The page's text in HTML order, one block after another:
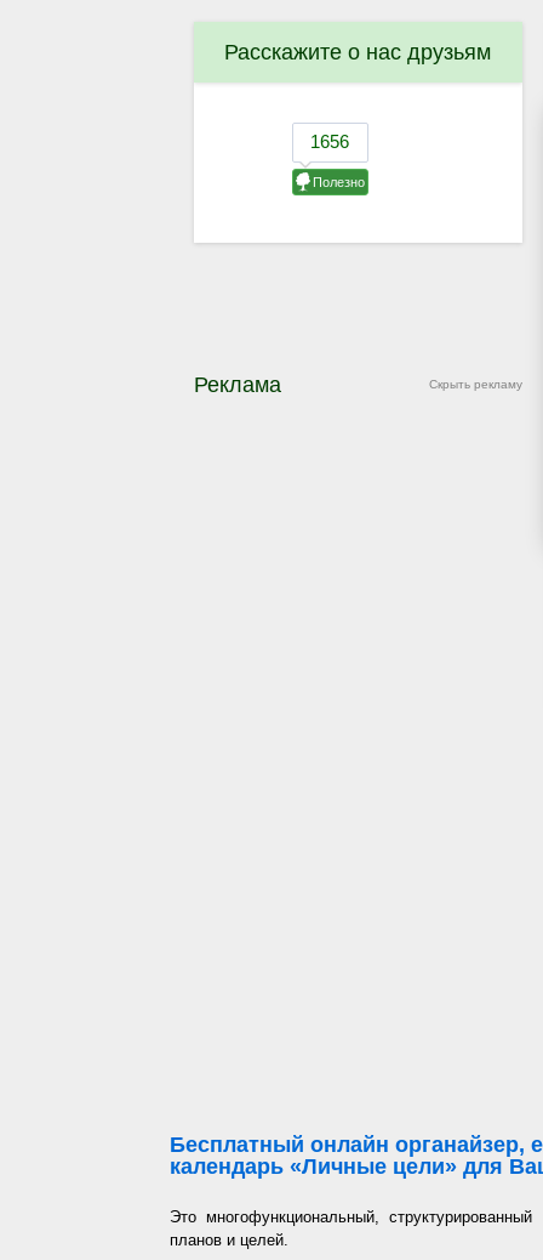
Расскажите о нас друзьям
Скрыть рекламу
Реклама
Бесплатный онлайн органайзер,
календарь «Личные цели» для
Это многофункциональный,
планов и целей.